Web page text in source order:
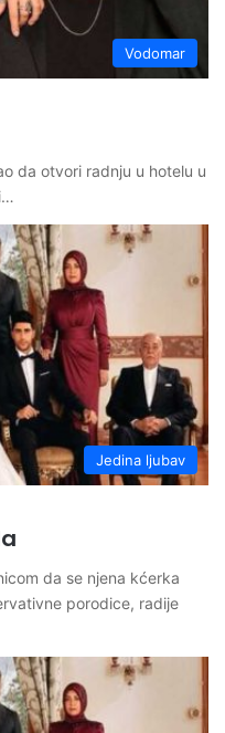
Vodomar
da otvori radnju u hotelu u
Jedina ljubav
da se njena kćerka
porodice, radije